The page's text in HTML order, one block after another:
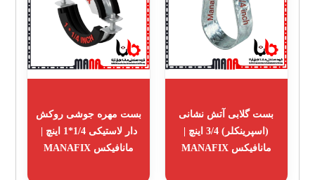
بست گلابی آتش نشانی
(اسپرینکلر) 3/4 اینچ |
مانافیکس MANAFIX
بست مهره جوشی روکش
دار لاستیکی 1/4*1 اینچ |
مانافیکس MANAFIX